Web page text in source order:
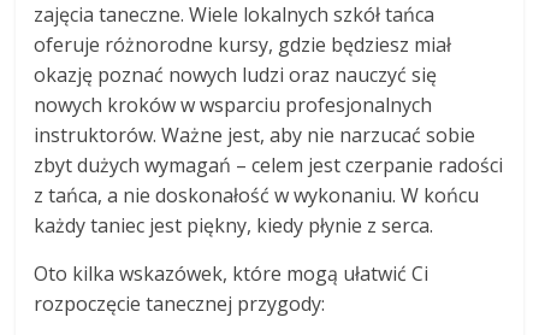
zajęcia taneczne. Wiele lokalnych szkół tańca
oferuje różnorodne kursy, gdzie będziesz miał
okazję poznać nowych ludzi oraz nauczyć się
nowych kroków w wsparciu profesjonalnych
instruktorów. Ważne jest, aby nie narzucać sobie
zbyt dużych wymagań – celem jest czerpanie radości
z tańca, a nie doskonałość w wykonaniu. W końcu
każdy taniec jest piękny, kiedy płynie z serca.
Oto kilka wskazówek, które mogą ułatwić Ci
rozpoczęcie tanecznej przygody: